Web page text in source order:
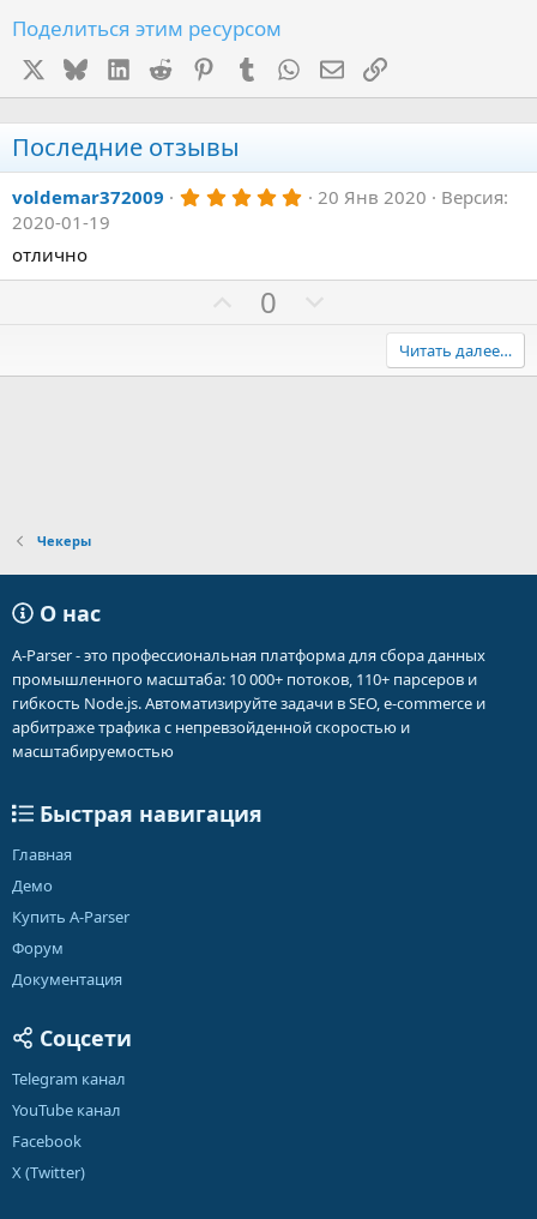
Поделиться этим ресурсом
BlueskyLinkedIn
Reddit PinterestTumblr WhatsApp
Электронная почта
Ссылка
Последние отзывы
voldemar372009 5
в
20 Янв 2020
Версия:
2020-01-19
отлично
0
т
Читать далее…
Чекеры
О нас
A-Parser - это профессиональная платформа для сбора данных
промышленного масштаба: 10 000+ потоков, 110+ парсеров и
гибкость Node.js. Автоматизируйте задачи в SEO, e-commerce и
арбитраже трафика с непревзойденной скоростью и
масштабируемостью
Быстрая навигация
Главная
Демо
Купить A-Parser
Форум
Документация
Соцсети
Telegram канал
YouTube канал
Facebook
X (Twitter)